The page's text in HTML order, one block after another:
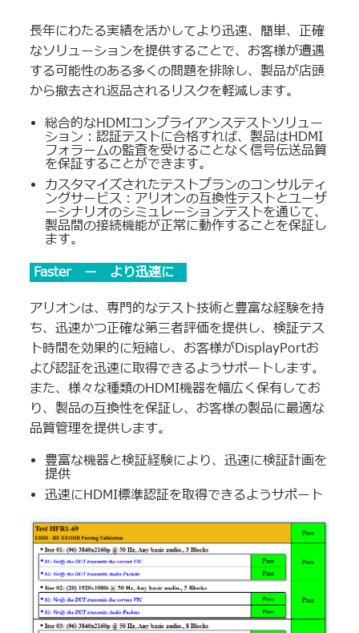
長年にわたる実績を活かしてより迅速、簡単、正確
なソリューションを提供することで、お客様が遭遇
する可能性のある多くの問題を排除し、製品が店頭
から撤去され返品されるリスクを軽減します。
総合的なHDMIコンプライアンステストソリュー
ション：認証テストに合格すれば、製品はHDMI
フォラームの監査を受けることなく信号伝送品質
を保証することができます。
カスタマイズされたテストプランのコンサルティ
ングサービス：アリオンの互換性テストとユーザ
ーシナリオのシミュレーションテストを通じて、
製品間の接続機能が正常に動作することを保証し
ます。
Faster ー より迅速に
アリオンは、専門的なテスト技術と豊富な経験を持
ち、迅速かつ正確な第三者評価を提供し、検証テス
ト時間を効果的に短縮し、お客様がDisplayPortお
よび認証を迅速に取得できるようサポートします。
また、様々な種類のHDMI機器を幅広く保有してお
り、製品の互換性を保証し、お客様の製品に最適な
品質管理を提供します。
豊富な機器と検証経験により、迅速に検証計画を
提供
迅速にHDMI標準認証を取得できるようサポート